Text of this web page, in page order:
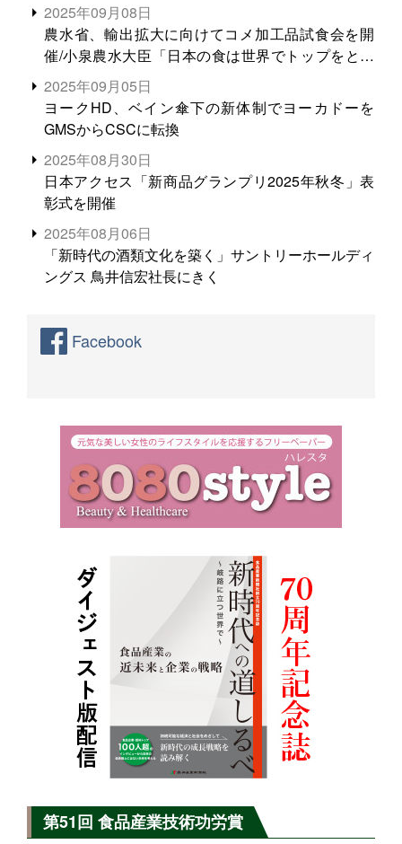
2025年09月08日
農水省、輸出拡大に向けてコメ加工品試食会を開
催/小泉農水大臣「日本の食は世界でトップをとれ
る。米増産に向けて、米輸出需要の拡大を」
2025年09月05日
ヨークHD、ベイン傘下の新体制でヨーカドーを
GMSからCSCに転換
2025年08月30日
日本アクセス「新商品グランプリ2025年秋冬」表
彰式を開催
2025年08月06日
「新時代の酒類文化を築く」サントリーホールディ
ングス 鳥井信宏社長にきく
Facebook
第51回 食品産業技術功労賞